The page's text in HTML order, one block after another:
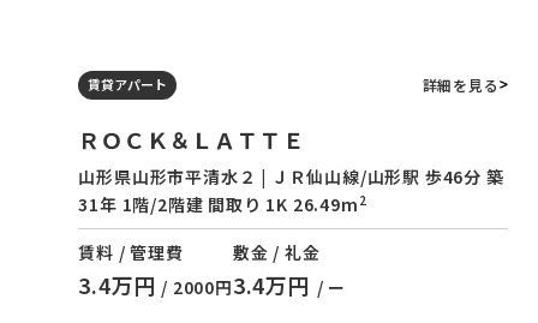
賃貸アパート 詳細を見る
ＲＯＣＫ＆ＬＡＴＴＥ
山形県山形市平清水２ | ＪＲ仙山線/山形駅 歩46分 築
31年 1階/2階建 間取り 1K 26.49m 2
賃料 / 管理費
3.4万円 / 2000円
敷金 / 礼金
3.4万円 / ー